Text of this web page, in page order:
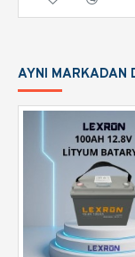
AYNI MARKADAN